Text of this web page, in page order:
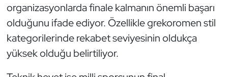
organizasyonlarda finale kalmanın önemli başarı
olduğunu ifade ediyor. Özellikle grekoromen stil
kategorilerinde rekabet seviyesinin oldukça
yüksek olduğu belirtiliyor.
Masa Tenisi
Modern Pentatlon
Motor Sporları